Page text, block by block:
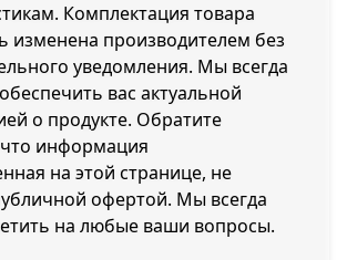
Комплектация товара
изменена производителем без
уведомления. Мы всегда
вас актуальной
о продукте. Обратите
информация
на этой странице, не
офертой. Мы всегда
на любые ваши вопросы.